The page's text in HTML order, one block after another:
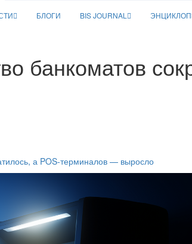
БЛОГИ BIS JOURNAL
банкоматов
а POS-терминалов — выросло